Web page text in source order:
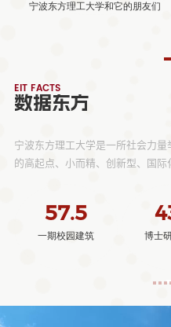
宁波东方理工大学和它的朋友们
EIT FACTS
数据东方
宁波东方理工大学是一所社会力
的高起点、小而精、创新型、国际
研究生/人 本科生/人